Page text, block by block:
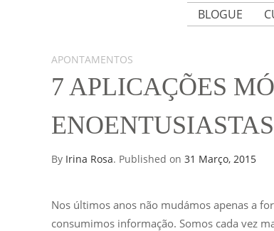
BLOGUE
APONTAMENTOS
7 APLICAÇÕES
ENOENTUSIASTAS
By Irina Rosa. Published on 31 Março, 2015
Nos últimos anos não mudámos apenas a
consumimos informação. Somos cada vez